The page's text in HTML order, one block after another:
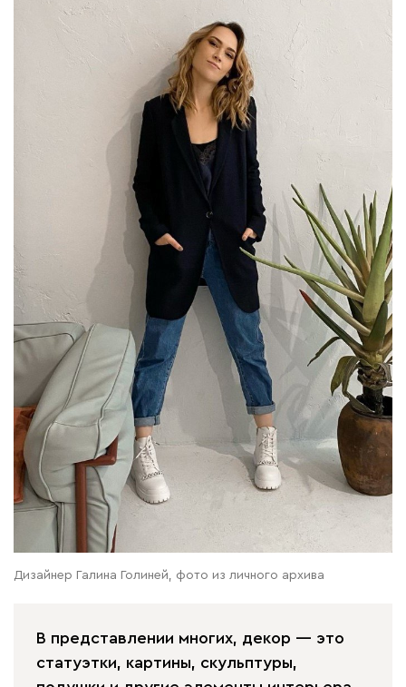
Дизайнер Галина Голиней, фото из личного архива
В представлении многих, декор — это
статуэтки, картины, скульптуры,